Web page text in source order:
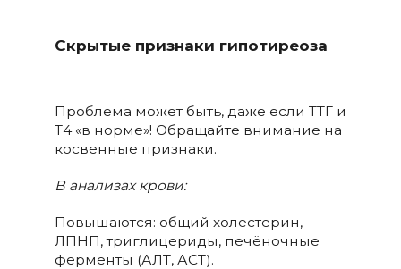
Скрытые признаки гипотиреоза
Проблема может быть, даже если ТТГ и
Т4 «в норме»! Обращайте внимание на
косвенные признаки.
В анализах крови:
Повышаются: общий холестерин,
ЛПНП, триглицериды, печёночные
ферменты (АЛТ, АСТ).